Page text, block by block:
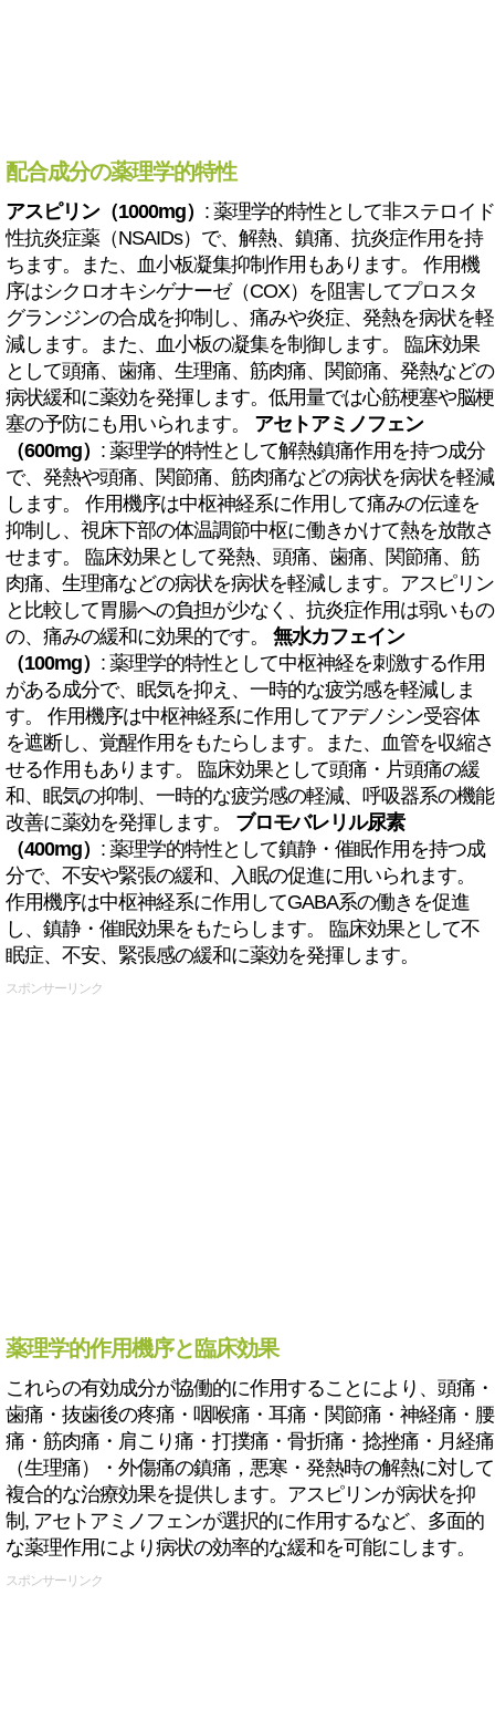
配合成分の薬理学的特性
アスピリン（1000mg） : 薬理学的特性として非ステロイド
性抗炎症薬（NSAIDs）で、解熱、鎮痛、抗炎症作用を持
ちます。また、血小板凝集抑制作用もあります。 作用機
序はシクロオキシゲナーゼ（COX）を阻害してプロスタ
グランジンの合成を抑制し、痛みや炎症、発熱を病状を軽
減します。また、血小板の凝集を制御します。 臨床効果
として頭痛、歯痛、生理痛、筋肉痛、関節痛、発熱などの
病状緩和に薬効を発揮します。低用量では心筋梗塞や脳梗
塞の予防にも用いられます。 アセトアミノフェン
（600mg） : 薬理学的特性として解熱鎮痛作用を持つ成分
で、発熱や頭痛、関節痛、筋肉痛などの病状を病状を軽減
します。 作用機序は中枢神経系に作用して痛みの伝達を
抑制し、視床下部の体温調節中枢に働きかけて熱を放散さ
せます。 臨床効果として発熱、頭痛、歯痛、関節痛、筋
肉痛、生理痛などの病状を病状を軽減します。アスピリン
と比較して胃腸への負担が少なく、抗炎症作用は弱いもの
の、痛みの緩和に効果的です。 無水カフェイン
（100mg） : 薬理学的特性として中枢神経を刺激する作用
がある成分で、眠気を抑え、一時的な疲労感を軽減しま
す。 作用機序は中枢神経系に作用してアデノシン受容体
を遮断し、覚醒作用をもたらします。また、血管を収縮さ
せる作用もあります。 臨床効果として頭痛・片頭痛の緩
和、眠気の抑制、一時的な疲労感の軽減、呼吸器系の機能
改善に薬効を発揮します。 ブロモバレリル尿素
（400mg） : 薬理学的特性として鎮静・催眠作用を持つ成
分で、不安や緊張の緩和、入眠の促進に用いられます。
作用機序は中枢神経系に作用してGABA系の働きを促進
し、鎮静・催眠効果をもたらします。 臨床効果として不
眠症、不安、緊張感の緩和に薬効を発揮します。
スポンサーリンク
薬理学的作用機序と臨床効果
これらの有効成分が協働的に作用することにより、頭痛・
歯痛・抜歯後の疼痛・咽喉痛・耳痛・関節痛・神経痛・腰
痛・筋肉痛・肩こり痛・打撲痛・骨折痛・捻挫痛・月経痛
（生理痛）・外傷痛の鎮痛，悪寒・発熱時の解熱に対して
複合的な治療効果を提供します。アスピリンが病状を抑
制, アセトアミノフェンが選択的に作用するなど、多面的
な薬理作用により病状の効率的な緩和を可能にします。
スポンサーリンク